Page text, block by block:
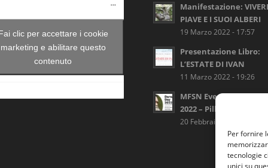
Per fornire
tecnologie
unici su
clic per accettare i cookie
marketing e abilitare questo
contenuto
Manifestazione:
PIAVE E I SUOI ALBERI
19 Marzo 2022 - 17:57
Presentazione Libro:
L’ESTATE DI IVAN
11 Marzo 2022 - 19:26
MFSN Eventi: Darwin
2022 – Pillole di
20 Febbraio 2022 - 12:59